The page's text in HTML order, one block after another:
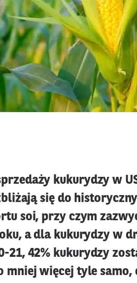
kukurydzy w
się do
soi, przy czym
a dla kukurydzy w
21, 42% kukurydzy
mniej więcej tyle samo,